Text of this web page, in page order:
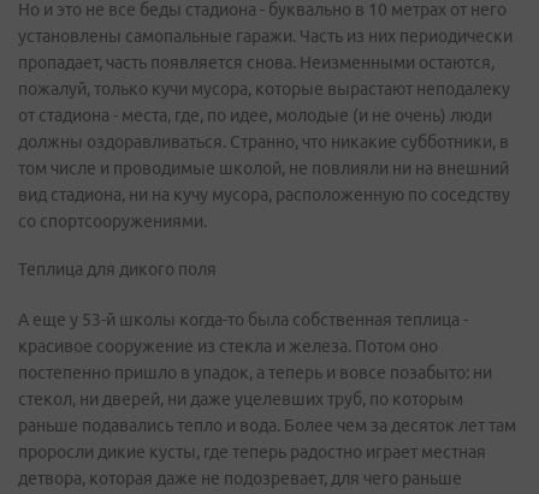
Но и это не все беды стадиона - буквально в 10 метрах от него
установлены самопальные гаражи. Часть из них периодически
пропадает, часть появляется снова. Неизменными остаются,
пожалуй, только кучи мусора, которые вырастают неподалеку
от стадиона - места, где, по идее, молодые (и не очень) люди
должны оздоравливаться. Странно, что никакие субботники, в
том числе и проводимые школой, не повлияли ни на внешний
вид стадиона, ни на кучу мусора, расположенную по соседству
со спортсооружениями.
Теплица для дикого поля
А еще у 53-й школы когда-то была собственная теплица -
красивое сооружение из стекла и железа. Потом оно
постепенно пришло в упадок, а теперь и вовсе позабыто: ни
стекол, ни дверей, ни даже уцелевших труб, по которым
раньше подавались тепло и вода. Более чем за десяток лет там
проросли дикие кусты, где теперь радостно играет местная
детвора, которая даже не подозревает, для чего раньше